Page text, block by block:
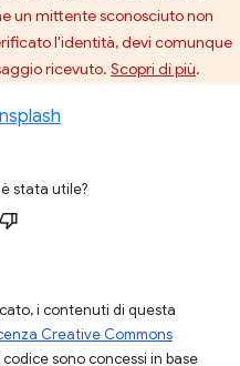
un mittente sconosciuto non
l'identità, devi comunque
ricevuto. Scopri di più.
stata utile?
i contenuti di questa
Creative Commons
sono concessi in base